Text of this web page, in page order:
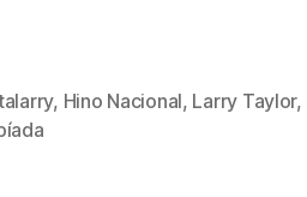
, Hino Nacional, Larry Taylor,